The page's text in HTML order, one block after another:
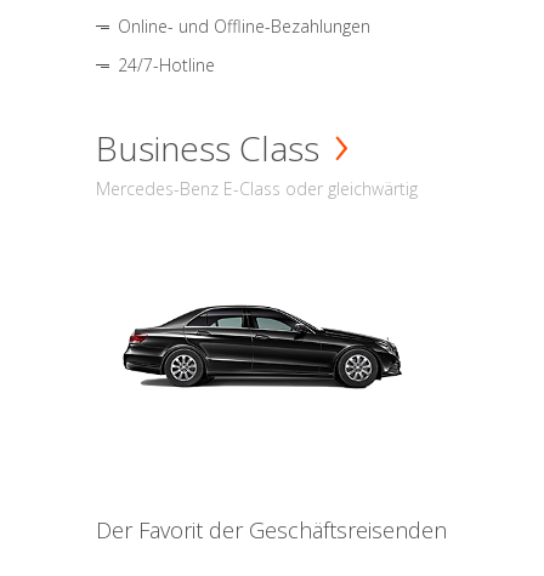
Online- und Offline-Bezahlungen
24/7-Hotline
Business Class
Mercedes-Benz E-Class oder gleichwärtig
Der Favorit der Geschäftsreisenden